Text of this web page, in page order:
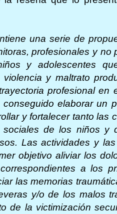
una serie de
profesionales y no
y adolescentes
violencia y maltrato
profesional en
elaborar un
y fortalecer tanto las
sociales de los niños y
Las actividades y
objetivo aliviar los
a los
las memorias
y/o de los malos
de la victimización